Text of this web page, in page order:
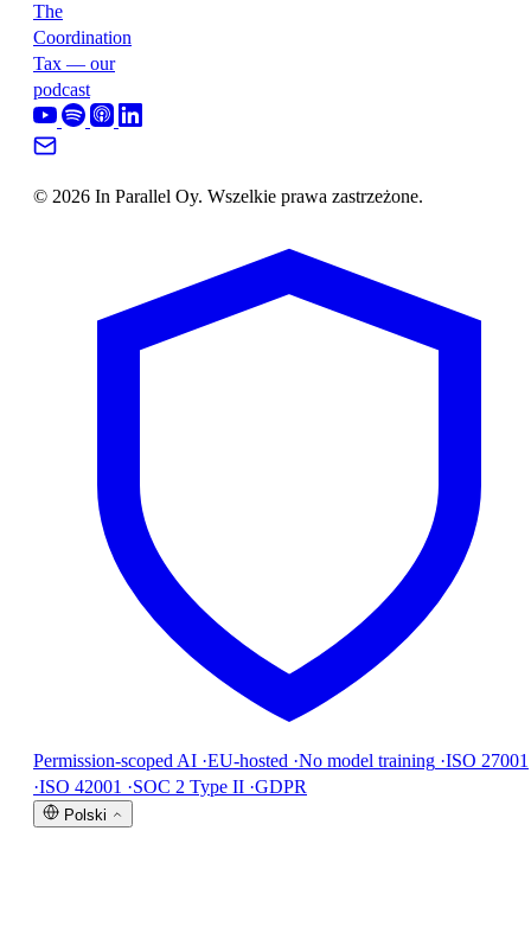
The
Coordination
Tax — our
podcast
© 2026 In Parallel Oy. Wszelkie prawa zastrzeżone.
Permission-scoped AI ·EU-hosted ·No model training ·ISO 27001
·ISO 42001 ·SOC 2 Type II ·GDPR
Polski